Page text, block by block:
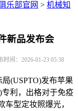
乐部官网 > 机械知
新品发布会
时间：2026-01-23 05:38
(USPTO)发布苹果
专利，出格对于免疫
型定妆照爆光，